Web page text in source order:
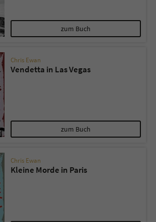
zum Buch
Chris Ewan
Vendetta in Las Vegas
zum Buch
Chris Ewan
Kleine Morde in Paris
tx_pwcomments_ahash
1 Jahr
Cookie für Kommentare einzelner Buchtitel
fe_typo_user
Session
Dieses Cookie gewährleistet die
Kommunikation der Webseite mit dem
Benutzer. Es wird benötigt um z. B. den